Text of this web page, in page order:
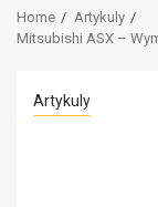
Home
Artykuly
Mitsubishi ASX –
Artykuly